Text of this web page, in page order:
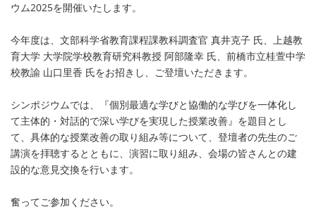
ウム2025を開催いたします。
今年度は、文部科学省教育課程課教科調査官 真井克子 氏、上越教
育大学 大学院学校教育研究科教授 阿部隆幸 氏、前橋市立桂萱中学
校教諭 山口里香 氏をお招きし、ご登壇いただきます。
シンポジウムでは、『個別最適な学びと協働的な学びを一体化し
て主体的・対話的で深い学びを実現した授業改善』を題目とし
て、具体的な授業改善の取り組み等について、登壇者の先生のご
講演を拝聴するとともに、演習に取り組み、会場の皆さんとの建
設的な意見交換を行います。
奮ってご参加ください。